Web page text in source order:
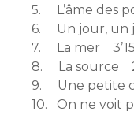
5. L’âme des
6. Un jour, un
7. La mer 3’15
8. La source
9. Une petite
10. On ne voit